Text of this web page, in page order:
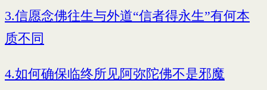
3.信愿念佛往生与外道“信者得永生”有何本
质不同
4.如何确保临终所见阿弥陀佛不是邪魔